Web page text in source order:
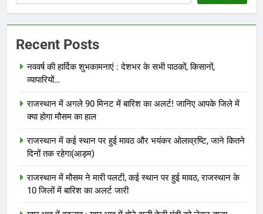
Recent Posts
नववर्ष की हार्दिक शुभकामनाएं : देशभर के सभी पाठकों, किसानों,
व्यापारियों…
राजस्थान में अगले 90 मिनट में बारिश का अलर्ट! जानिए आपके जिले में
क्या होगा मौसम का हाल
राजस्थान में कई स्थान पर हुई मावठ और भयंकर ओलाव्रष्टि, जाने कितने
दिनों तक रहेगा(आड़म)
राजस्थान में मौसम ने मारी पलटी, कई स्थान पर हुई मावठ, राजस्थान के
10 जिलों में बारिश का अलर्ट जारी